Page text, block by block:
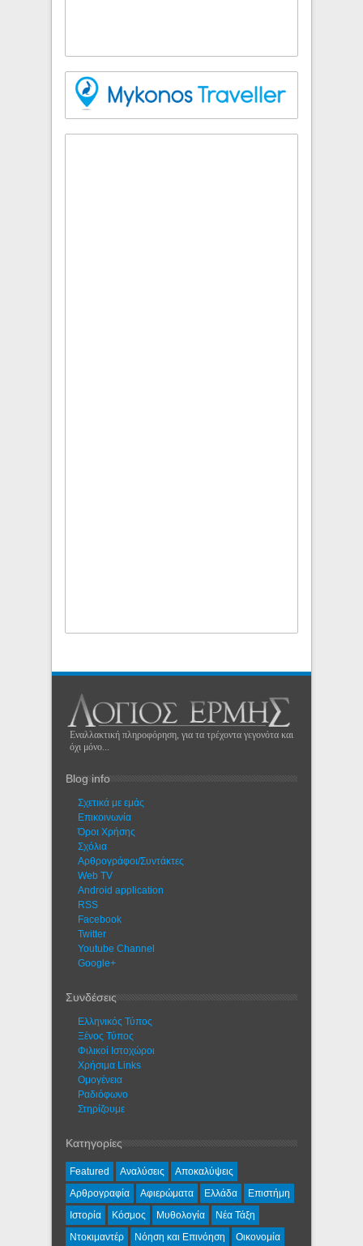
Εναλλακτική πληροφόρηση, για τα τρέχοντα γεγονότα και
όχι μόνο...
Blog info
Σχετικά με εμάς
Eπικοινωνία
Όροι Χρήσης
Σχόλια
Αρθρογράφοι/Συντάκτες
Web TV
Android application
RSS
Facebook
Twitter
Youtube Channel
Google+
Συνδέσεις
Ελληνικός Τύπος
Ξένος Τύπος
Φιλικοί Ιστοχώροι
Χρήσιμα Links
Ομογένεια
Ραδιόφωνο
Στηρίζουμε
Κατηγορίες
Featured Αναλύσεις
Αποκαλύψεις
Αρθρογραφία
Αφιερώματα Ελλάδα
Επιστήμη
Ιστορία
Κόσμος Μυθολογία
Νέα Τάξη
Ντοκιμαντέρ
Νόηση και Επινόηση Οικονομία